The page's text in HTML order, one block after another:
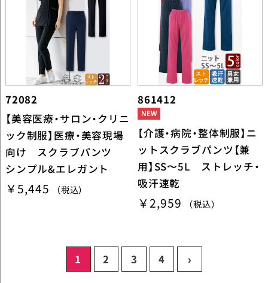
72082
【美容医療・サロン・クリニ
ック制服】医療・美容現場
向け スクラブパンツ
シンプル&エレガント
￥5,445 （税込）
861412
【介護・病院・整体制服】ニ
ットスクラブパンツ【兼
用】SS〜5L ストレッチ・
吸汗速乾
￥2,959 （税込）
1 2 3 4 ›